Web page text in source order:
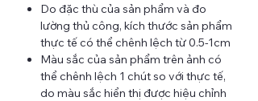
Do đặc thù của sản phẩm và đo
lường thủ công, kích thước sản phẩm
thực tế có thể chênh lệch từ 0.5-1cm
Màu sắc của sản phẩm trên ảnh có
thể chênh lệch 1 chút so với thực tế,
do màu sắc hiển thị được hiệu chỉnh